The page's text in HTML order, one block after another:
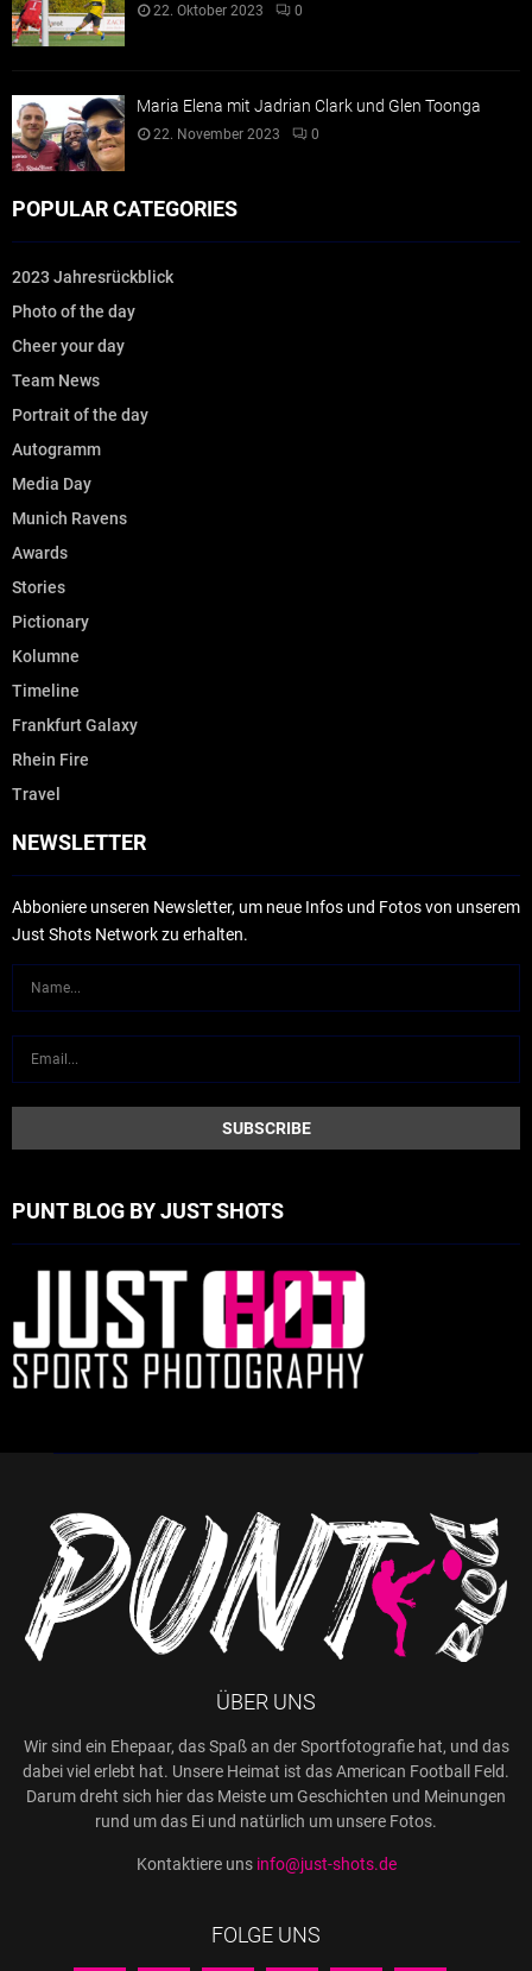
22. Oktober 2023 0
Maria Elena mit Jadrian Clark und Glen Toonga
22. November 2023 0
POPULAR CATEGORIES
2023 Jahresrückblick
Photo of the day
Cheer your day
Team News
Portrait of the day
Autogramm
Media Day
Munich Ravens
Awards
Stories
Pictionary
Kolumne
Timeline
Frankfurt Galaxy
Rhein Fire
Travel
NEWSLETTER
Abboniere unseren Newsletter, um neue Infos und Fotos von unserem
Just Shots Network zu erhalten.
PUNT BLOG BY JUST SHOTS
ÜBER UNS
Wir sind ein Ehepaar, das Spaß an der Sportfotografie hat, und das
dabei viel erlebt hat. Unsere Heimat ist das American Football Feld.
Darum dreht sich hier das Meiste um Geschichten und Meinungen
rund um das Ei und natürlich um unsere Fotos.
Kontaktiere uns info@just-shots.de
FOLGE UNS